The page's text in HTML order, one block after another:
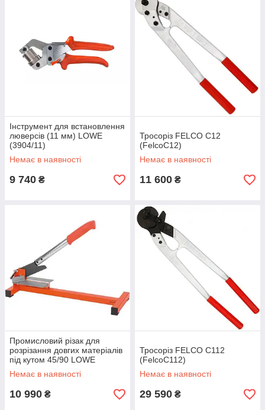
Інструмент для встановлення
люверсів (11 мм) LOWE
(3904/11)
Немає в наявності
9 740 ₴
Тросоріз FELCO C12
(FelcoC12)
Немає в наявності
11 600 ₴
Промисловий різак для
розрізання довгих матеріалів
під кутом 45/90 LOWE
Original 50.130 (50130)
Немає в наявності
10 990 ₴
Тросоріз FELCO C112
(FelcoC112)
Немає в наявності
29 590 ₴